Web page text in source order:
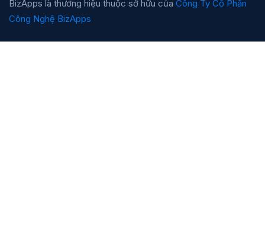
BizApps là thương hiệu thuộc sở hữu của Công Ty Cổ Phần
Công Nghệ BizApps